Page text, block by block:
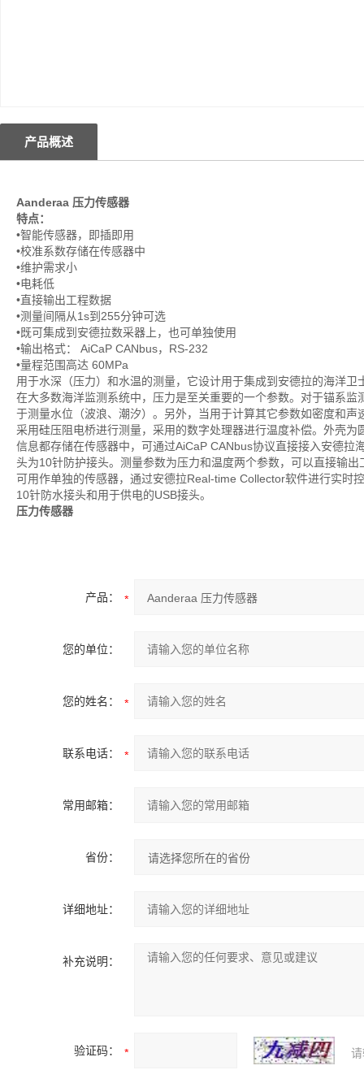
产品概述
Aanderaa 压力传感器
特点：
•智能传感器，即插即用
•校准系数存储在传感器中
•维护需求小
•电耗低
•直接输出工程数据
•测量间隔从1s到255分钟可选
•既可集成到安德拉数采器上，也可单独使用
•输出格式： AiCaP CANbus，RS-232
•量程范围高达 60MPa
用于水深（压力）和水温的测量，它设计用于集成到安德拉的海洋
在大多数海洋监测系统中，压力是至关重要的一个参数。对于锚系
于测量水位（波浪、潮汐）。另外，当用于计算其它参数如密度和
采用硅压阻电桥进行测量，采用的数字处理器进行温度补偿。外壳
信息都存储在传感器中，可通过AiCaP CANbus协议直接接入安德
头为10针防护接头。测量参数为压力和温度两个参数，可以直接输
可用作单独的传感器，通过安德拉Real-time Collector软件进行实时
10针防水接头和用于供电的USB接头。
压力传感器
产品：
您的单位：
您的姓名：
联系电话：
常用邮箱：
省份：
详细地址：
补充说明：
验证码：